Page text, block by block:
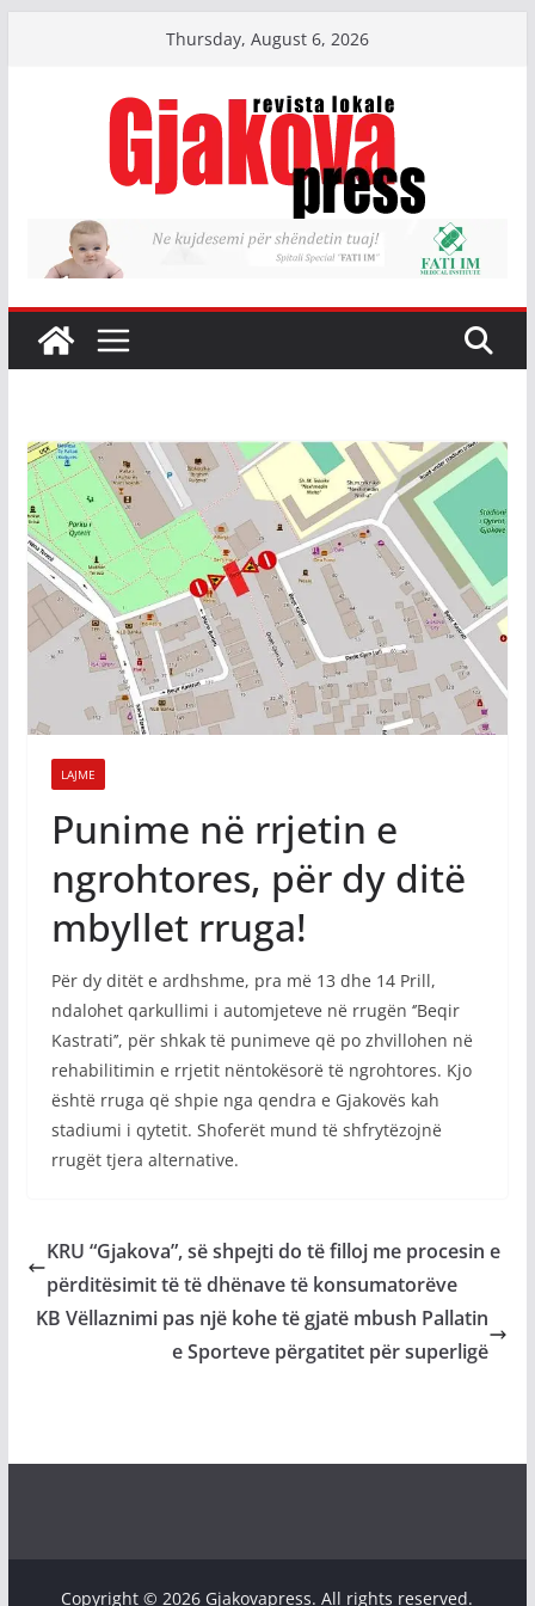
Thursday, August 6, 2026
LAJME
Punime në rrjetin e
ngrohtores, për dy ditë
mbyllet rruga!
Për dy ditët e ardhshme, pra më 13 dhe 14 Prill,
ndalohet qarkullimi i automjeteve në rrugën ‘’Beqir
Kastrati’’, për shkak të punimeve që po zhvillohen në
rehabilitimin e rrjetit nëntokësorë të ngrohtores. Kjo
është rruga që shpie nga qendra e Gjakovës kah
stadiumi i qytetit. Shoferët mund të shfrytëzojnë
rrugët tjera alternative.
KRU “Gjakova”, së shpejti do të filloj me procesin e
përditësimit të të dhënave të konsumatorëve
KB Vëllaznimi pas një kohe të gjatë mbush Pallatin
e Sporteve përgatitet për superligë
Copyright © 2026 Gjakovapress. All rights reserved.